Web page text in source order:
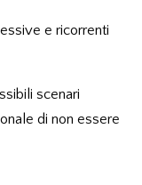
e ricorrenti
scenari
di non essere